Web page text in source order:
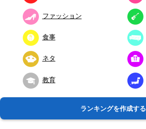
ファッション
食事
ネタ
教育
ランキングを作成する